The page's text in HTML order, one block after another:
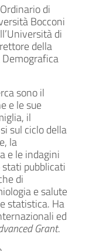
di
Bocconi
di
della
Demografica
sono il
e le sue
il
sul ciclo della
la
e le indagini
pubblicati
di
e salute
statistica. Ha
ed
Grant.